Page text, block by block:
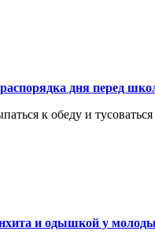
дня перед
к обеду и
и одышкой у